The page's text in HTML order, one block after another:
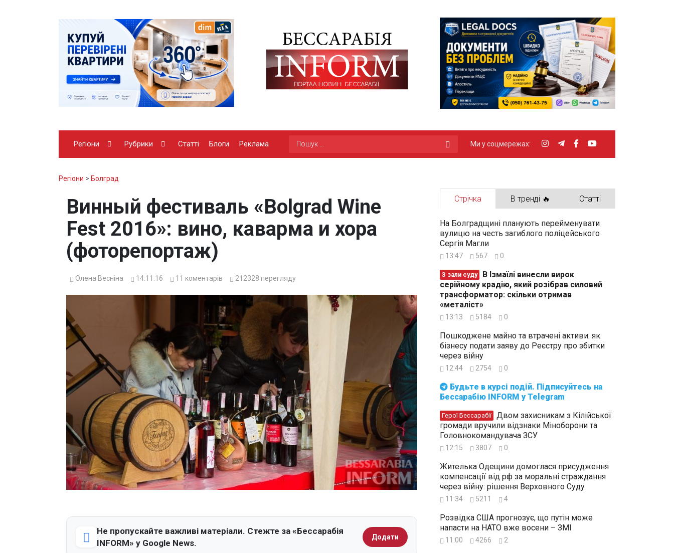
Регіони Рубрики Статті Блоги Реклама Ми у соцмережах:
Регіони > Болград
Винный фестиваль «Bolgrad Wine
Fest 2016»: вино, каварма и хора
(фоторепортаж)
Олена Весніна 14.11.16 11 коментарів 212328 перегляду
Не пропускайте важливі матеріали. Стежте за «Бессарабія
INFORM» у Google News.
Додати
Стрічка В тренді 🔥 Статті
Бессарабію INFORM у Telegram
На Болградщині планують перейменувати
вулицю на честь загиблого поліцейського
Сергія Магли
13:47 567 0
З зали суду
серійному крадію, який розібрав силовий
трансформатор: скільки отримав
«металіст»
13:13 5184 0
Пошкоджене майно та втрачені активи: як
бізнесу подати заяву до Реєстру про збитки
через війну
12:44 2754 0
Герої Бессарабії
громади вручили відзнаки Міноборони та
Головнокомандувача ЗСУ
12:15 3807 0
Жителька Одещини домоглася присудження
компенсації від рф за моральні страждання
через війну: рішення Верховного Суду
11:34 5211 4
Розвідка США прогнозує, що путін може
напасти на НАТО вже восени – ЗМІ
11:00 4266 2